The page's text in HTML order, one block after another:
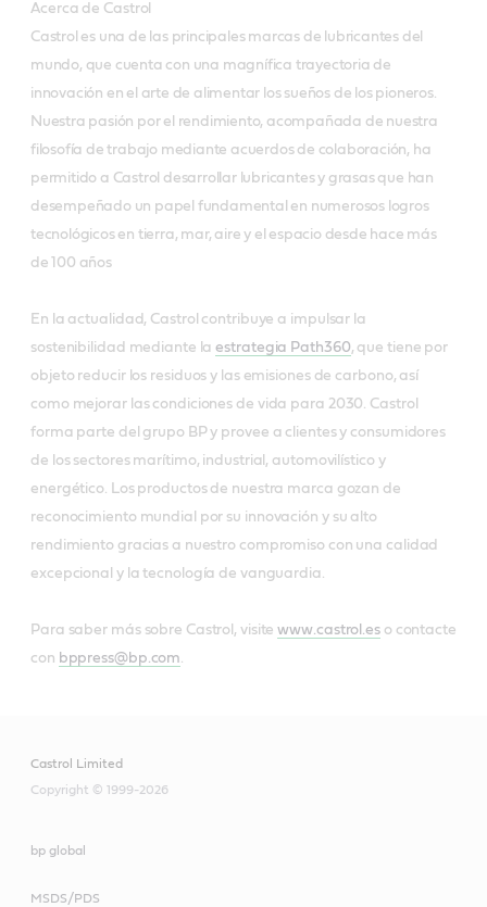
Acerca de Castrol
Castrol es una de las principales marcas de lubricantes del
mundo, que cuenta con una magnífica trayectoria de
innovación en el arte de alimentar los sueños de los pioneros.
Nuestra pasión por el rendimiento, acompañada de nuestra
filosofía de trabajo mediante acuerdos de colaboración, ha
permitido a Castrol desarrollar lubricantes y grasas que han
desempeñado un papel fundamental en numerosos logros
tecnológicos en tierra, mar, aire y el espacio desde hace más
de 100 años
En la actualidad, Castrol contribuye a impulsar la
sostenibilidad mediante laestrategia Path360, que tiene por
objeto reducir los residuos y las emisiones de carbono, así
como mejorar las condiciones de vida para 2030. Castrol
forma parte del grupo BP y provee a clientes y consumidores
de los sectores marítimo, industrial, automovilístico y
energético. Los productos de nuestra marca gozan de
reconocimiento mundial por su innovación y su alto
rendimiento gracias a nuestro compromiso con una calidad
excepcional y la tecnología de vanguardia.
Para saber más sobre Castrol, visitewww.castrol.eso contacte
con bppress@bp.com.
Castrol Limited
Copyright © 1999-2026
bp global
MSDS/PDS